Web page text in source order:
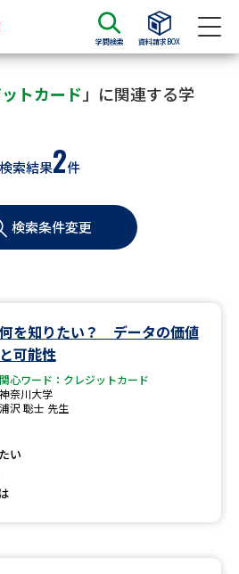
学問検索 資料請求BOX
求 資料検索
ら請求
学部・学科パンフ
募
大学入学共通テスト利用選抜の
ら請求
大学院の資料請求
トカード 」に関連する学
検索結果2件
検索条件変更
何を知りたい？ データの価値
と可能性
関心ワード：クレジットカード
神奈川大学
浦沢 聡士 先生
い